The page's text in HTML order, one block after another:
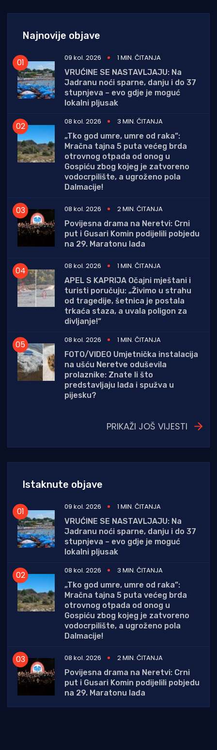
Najnovije objave
09 kol. 2026
1 MIN. ČITANJA
VRUĆINE SE NASTAVLJAJU: Na
Jadranu noći sparne, danju i do 37
stupnjeva – evo gdje je moguć
lokalni pljusak
08 kol. 2026
3 MIN. ČITANJA
„Tko god umre, umre od raka”:
Mračna tajna 5 puta većeg brda
otrovnog otpada od onog u
Gospiću zbog kojeg je zatvoreno
vodocrpilište, a ugroženo pola
Dalmacije!
08 kol. 2026
2 MIN. ČITANJA
Povijesna drama na Neretvi: Crni
put i Gusari Komin podijelili pobjedu
na 29. Maratonu lađa
08 kol. 2026
1 MIN. ČITANJA
APEL S KAPRIJA Očajni mještani i
turisti poručuju: „Živimo u strahu
od tragedije, šetnica je postala
trkaća staza, a uvala poligon za
divljanje!“
08 kol. 2026
1 MIN. ČITANJA
FOTO/VIDEO Umjetnička instalacija
na ušću Neretve oduševila
prolaznike: Znate li što
predstavljaju lađa i spužva u
pijesku?
PRIKAŽI JOŠ VIJESTI
Istaknute objave
09 kol. 2026
1 MIN. ČITANJA
VRUĆINE SE NASTAVLJAJU: Na
Jadranu noći sparne, danju i do 37
stupnjeva – evo gdje je moguć
lokalni pljusak
08 kol. 2026
3 MIN. ČITANJA
„Tko god umre, umre od raka”:
Mračna tajna 5 puta većeg brda
otrovnog otpada od onog u
Gospiću zbog kojeg je zatvoreno
vodocrpilište, a ugroženo pola
Dalmacije!
08 kol. 2026
2 MIN. ČITANJA
Povijesna drama na Neretvi: Crni
put i Gusari Komin podijelili pobjedu
na 29. Maratonu lađa